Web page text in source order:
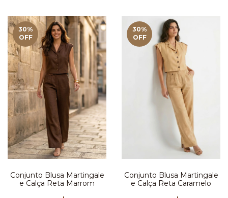
30%
OFF
Conjunto Blusa Martingale
e Calça Reta Marrom
30%
OFF
Conjunto Blusa Martingale
e Calça Reta Caramelo